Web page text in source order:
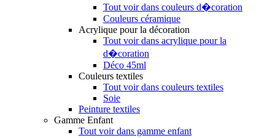
Tout voir dans couleurs d�coration
Couleurs céramique
Acrylique pour la décoration
Tout voir dans acrylique pour la
d�coration
Déco 45ml
Couleurs textiles
Tout voir dans couleurs textiles
Soie
Peinture textiles
Gamme Enfant
Tout voir dans gamme enfant